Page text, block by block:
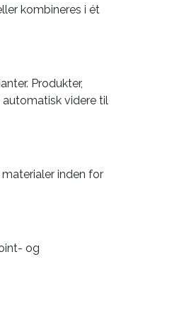
kombineres i ét
Produkter,
automatisk videre til
inden for
og